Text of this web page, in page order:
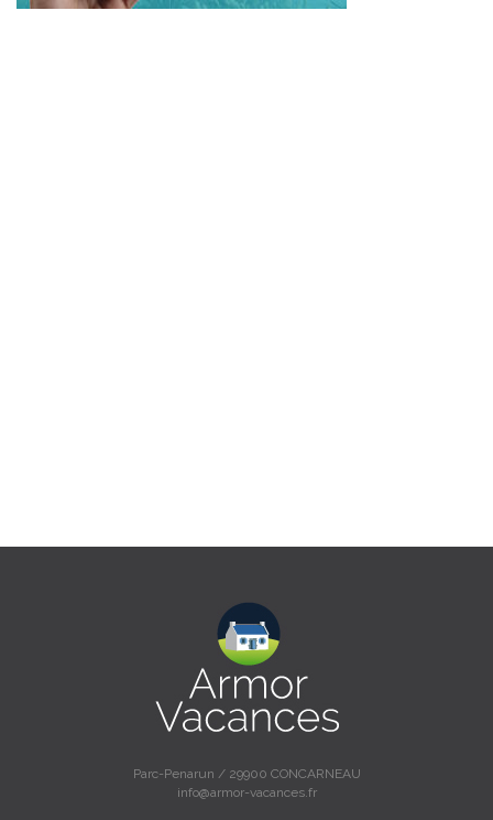
Parc-Penarun / 29900 CONCARNEAU
info@armor-vacances.fr